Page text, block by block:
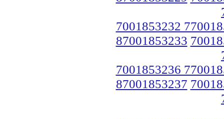
7001853232
87001853233
7001853236
87001853237